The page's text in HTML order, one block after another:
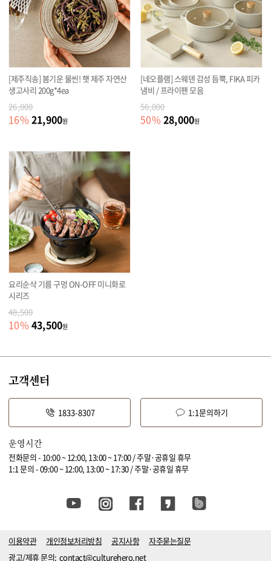
[제주직송] 봄기운 물씬! 햇 제주 자연산
생고사리 200g*4ea
26,000
16% 21,900원
[네오플램] 스웨덴 감성 듬뿍, FIKA 피카
냄비 / 프라이팬 모음
56,000
50% 28,000원
요리순삭 기름 구멍 ON-OFF 미니화로
시리즈
48,500
10% 43,500원
고객센터
1833-8307 1:1문의하기
운영시간
전화문의 - 10:00 ~ 12:00, 13:00 ~ 17:00 / 주말·공휴일 휴무
1:1 문의 - 09:00 ~ 12:00, 13:00 ~ 17:30 / 주말·공휴일 휴무
이용약관 개인정보처리방침 공지사항
자주묻는질문
광고/제휴 문의: contact@culturehero.net